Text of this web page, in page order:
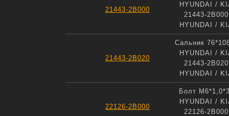
21443-2B000
HYUNDAI /
21443-2B000
HYUNDAI /
21443-2B020
Сальник
HYUNDAI /
21443-2B020
HYUNDAI /
22126-2B000
Болт
HYUNDAI /
22126-2B000